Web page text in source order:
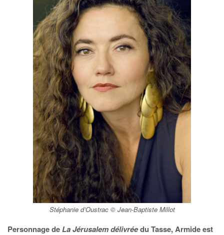
Stéphanie d’Oustrac © Jean-Baptiste Millot
Personnage deLa Jérusalem délivréedu Tasse, Armide est